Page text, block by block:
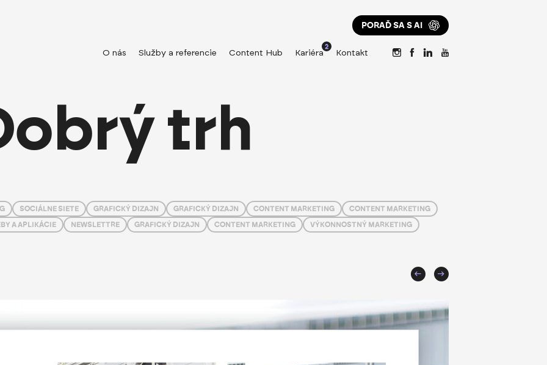
PORAĎ SA S AI
O nás Služby a referencie Content Hub Kariéra
2
Kontakt
trh
SOCIÁLNE SIETE GRAFICKÝ DIZAJN GRAFICKÝ DIZAJN CONTENT MARKETING
CONTENT MARKETING
A APLIKÁCIE
NEWSLETTRE GRAFICKÝ DIZAJN CONTENT MARKETING VÝKONNOSTNÝ MARKETING